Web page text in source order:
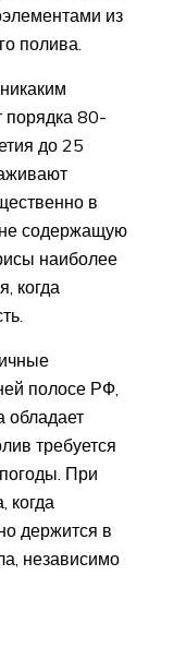
из
полива.
порядка 80-
до 25
в
не содержащую
наиболее
когда
полосе РФ,
обладает
требуется
При
когда
держится в
независимо